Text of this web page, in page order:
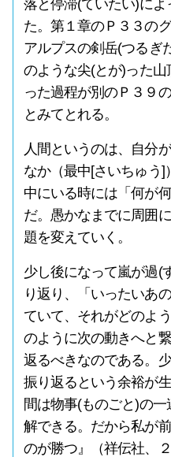
落と停滞(ていたい)に
た。第１章のＰ３３の
アルプスの剣岳(つるぎ
のような尖(とが)った
った過程が別のＰ３９
とみてとれる。
人間というのは、自分
なか（最中[さいちゅう
中にいる時には「何が
だ。愚かなまでに周囲
題を変えていく。
少し後になって嵐が過(
り返り、「いったいあ
ていて、それがどのよ
のように次の動きへと
返るべきなのである。
振り返るという余裕が
間は物事(ものごと)の
解できる。だから私が
のが勝つ』（祥伝社、